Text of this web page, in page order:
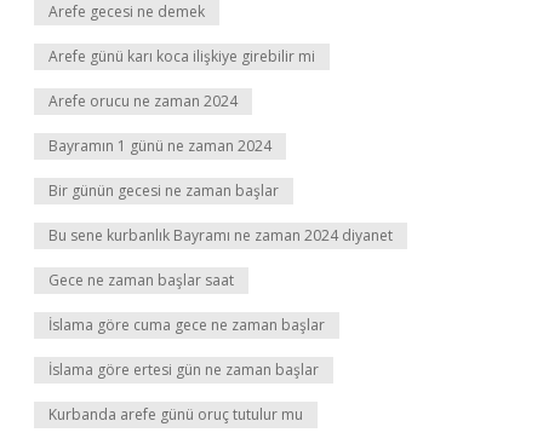
Arefe gecesi ne demek
Arefe günü karı koca ilişkiye girebilir mi
Arefe orucu ne zaman 2024
Bayramın 1 günü ne zaman 2024
Bir günün gecesi ne zaman başlar
Bu sene kurbanlık Bayramı ne zaman 2024 diyanet
Gece ne zaman başlar saat
İslama göre cuma gece ne zaman başlar
İslama göre ertesi gün ne zaman başlar
Kurbanda arefe günü oruç tutulur mu